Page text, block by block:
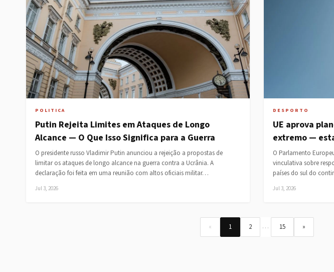
POLITICA
Putin Rejeita Limites em Ataques de Longo
Alcance — O Que Isso Significa para a Guerra
O presidente russo Vladimir Putin anunciou a rejeição a propostas de
limitar os ataques de longo alcance na guerra contra a Ucrânia. A
declaração foi feita em uma reunião com altos oficiais militar…
Jul 3, 2026
DESPORTO
UE aprova
extremo —
O Parlamento
vinculativa sobre
países do sul do
Jul 3, 2026
« 1 2 … 15 »